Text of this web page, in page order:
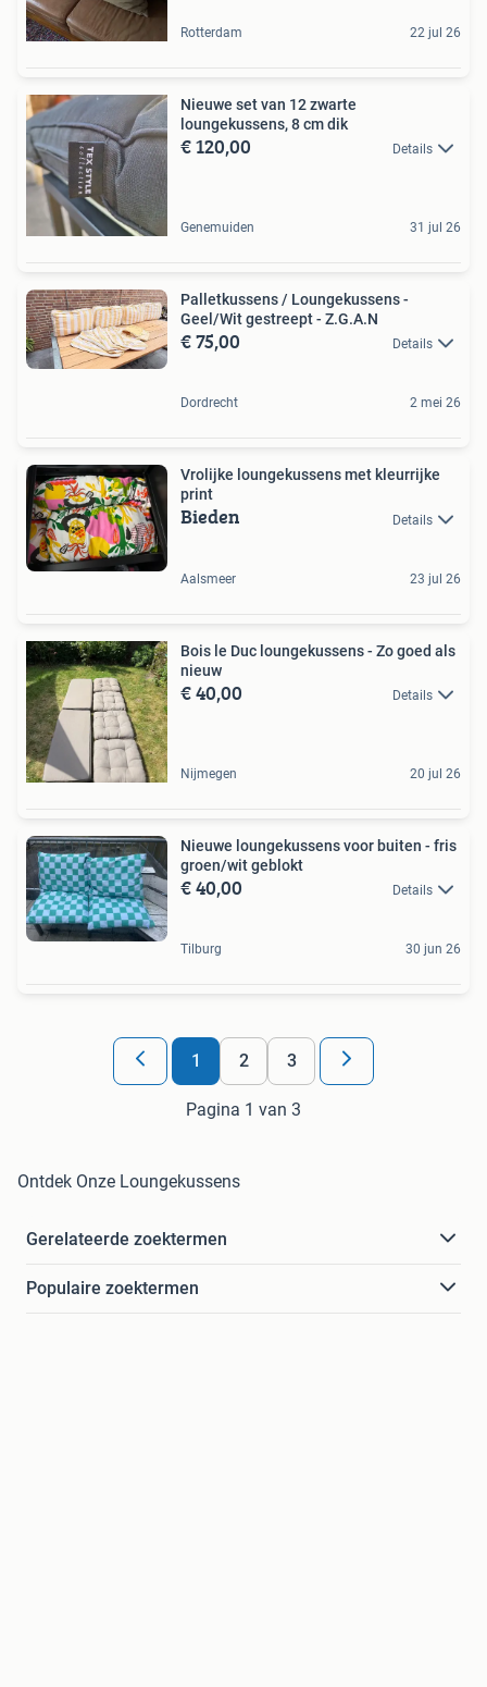
Rotterdam 22 jul 26
Nieuwe set van 12 zwarte
loungekussens, 8 cm dik
€ 120,00 Details
Genemuiden 31 jul 26
Palletkussens / Loungekussens -
Geel/Wit gestreept - Z.G.A.N
€ 75,00 Details
Dordrecht 2 mei 26
Vrolijke loungekussens met kleurrijke
print
Bieden Details
Aalsmeer 23 jul 26
Bois le Duc loungekussens - Zo goed als
nieuw
€ 40,00 Details
Nijmegen 20 jul 26
Nieuwe loungekussens voor buiten - fris
groen/wit geblokt
€ 40,00 Details
Tilburg 30 jun 26
1 2 3
Pagina 1 van 3
Ontdek Onze Loungekussens
Gerelateerde zoektermen
Populaire zoektermen